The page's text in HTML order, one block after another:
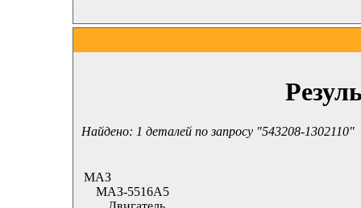
Найдено: 1 деталей по запросу "543208-1302110"
МАЗ
МАЗ-5516А5